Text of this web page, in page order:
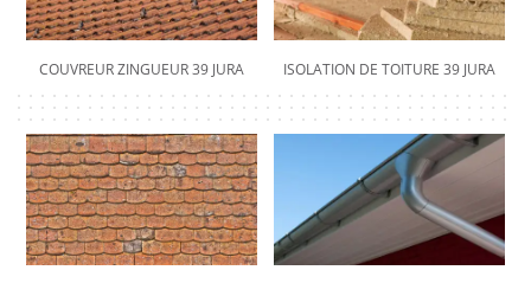
COUVREUR ZINGUEUR 39 JURA ISOLATION DE TOITURE 39 JURA